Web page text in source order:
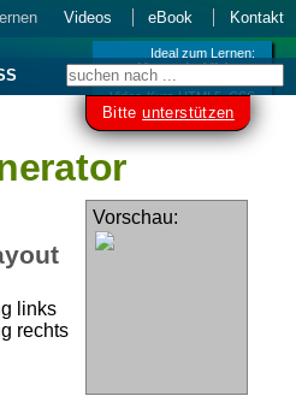
Ideal zum Lernen:
Kurs als Videos
Video-Kurs HTML5, CSS
Videos eBook Kontakt
Vorschau:
links
rechts
Bitteunterstützen